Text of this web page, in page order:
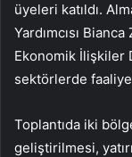
üyeleri katıldı.
Yardımcısı
Ekonomik İlişkiler
sektörlerde
Toplantıda iki
geliştirilmesi,